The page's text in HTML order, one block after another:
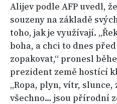
Alijev podle AFP uvedl,
souzeny na základě
toho, jak je využívají.
boha, a chci to dnes
zopakovat,“ pronesl
prezident země hostící
„Ropa, plyn, vítr,
všechno… jsou přírodní